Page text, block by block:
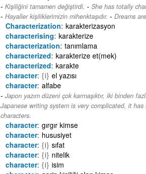
Kişiliğini tamamen değiştirdi. - She has totally
Hayaller kişiliklerimizin mihenktaşıdır. - Dreams
Characterization karakterizasyon
characterising karakterize
characterization tanımlama
characterized karakterize et(mek)
characterized karakte
character {i} el yazısı
character alfabe
Japon yazım düzeni çok karmaşıktır, iki binden
Japanese writing system is very complicated, it
characters.
character gırgır kimse
character hususiyet
character {i} sıfat
character {i} nitelik
character {i} isim